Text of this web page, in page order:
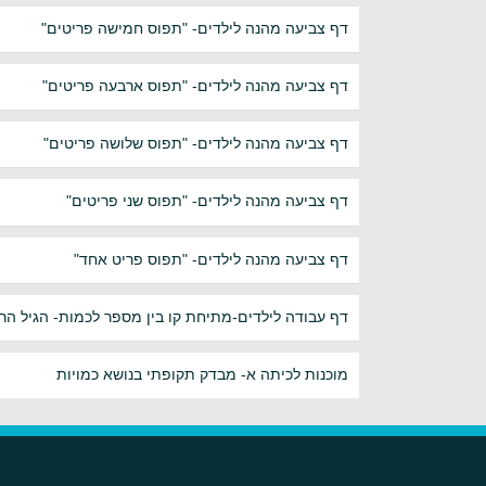
דף צביעה מהנה לילדים- "תפוס חמישה פריטים"
דף צביעה מהנה לילדים- "תפוס ארבעה פריטים"
דף צביעה מהנה לילדים- "תפוס שלושה פריטים"
דף צביעה מהנה לילדים- "תפוס שני פריטים"
דף צביעה מהנה לילדים- "תפוס פריט אחד"
דף עבודה לילדים-מתיחת קו בין מספר לכמות- הגיל
מוכנות לכיתה א- מבדק תקופתי בנושא כמויות